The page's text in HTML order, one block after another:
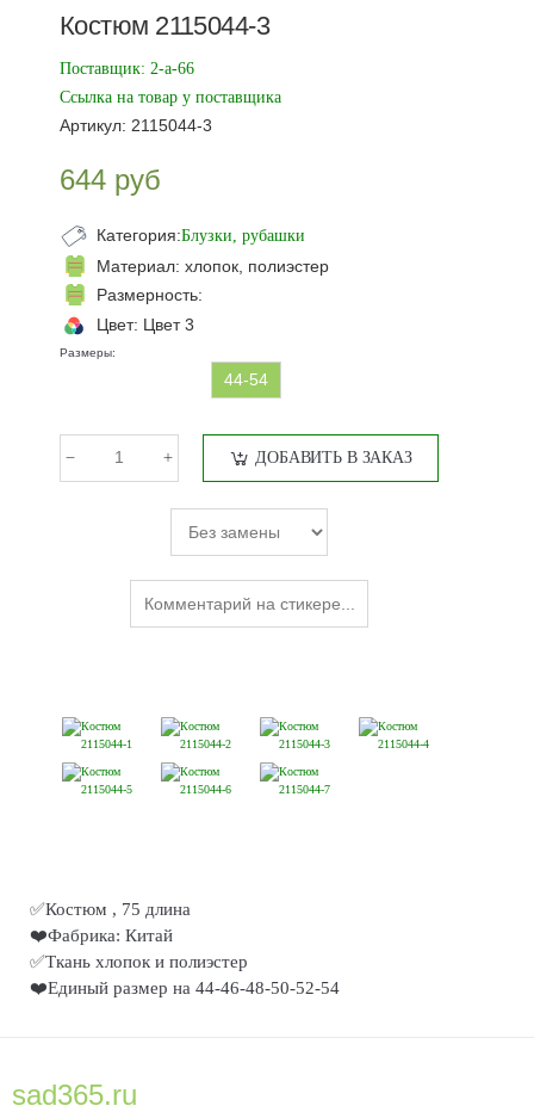
Костюм 2115044-3
Поставщик: 2-а-66
Ссылка на товар у поставщика
Артикул: 2115044-3
644 руб
Категория:Блузки, рубашки
Материал: хлопок, полиэстер
Размерность:
Цвет: Цвет 3
Размеры:
44-54
ДОБАВИТЬ В ЗАКАЗ
✅Костюм , 75 длина
❤️Фабрика: Китай
✅Ткань хлопок и полиэстер
❤️Единый размер на 44-46-48-50-52-54
sad365.ru